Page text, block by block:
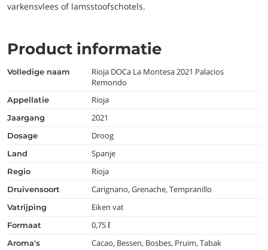
varkensvlees of lamsstoofschotels.
Product informatie
volledige naam
Rioja DOCa La Montesa 2021 Palacios
Remondo
appellatie Rioja
jaargang 2021
dosage Droog
land Spanje
regio Rioja
druivensoort Carignano, Grenache, Tempranillo
vatrijping Eiken vat
formaat 0,75 ℓ
aroma's Cacao, Bessen, Bosbes, Pruim, Tabak